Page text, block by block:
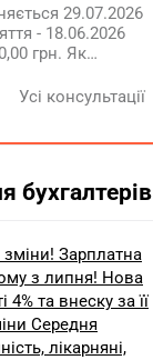
29.07.2026
- 18.06.2026
грн. Як
відпустки при
Усі консультації
бухгалтерів
зміни! Зарплатна
з липня! Нова
4% та внеску за її
Середня
лікарняні,